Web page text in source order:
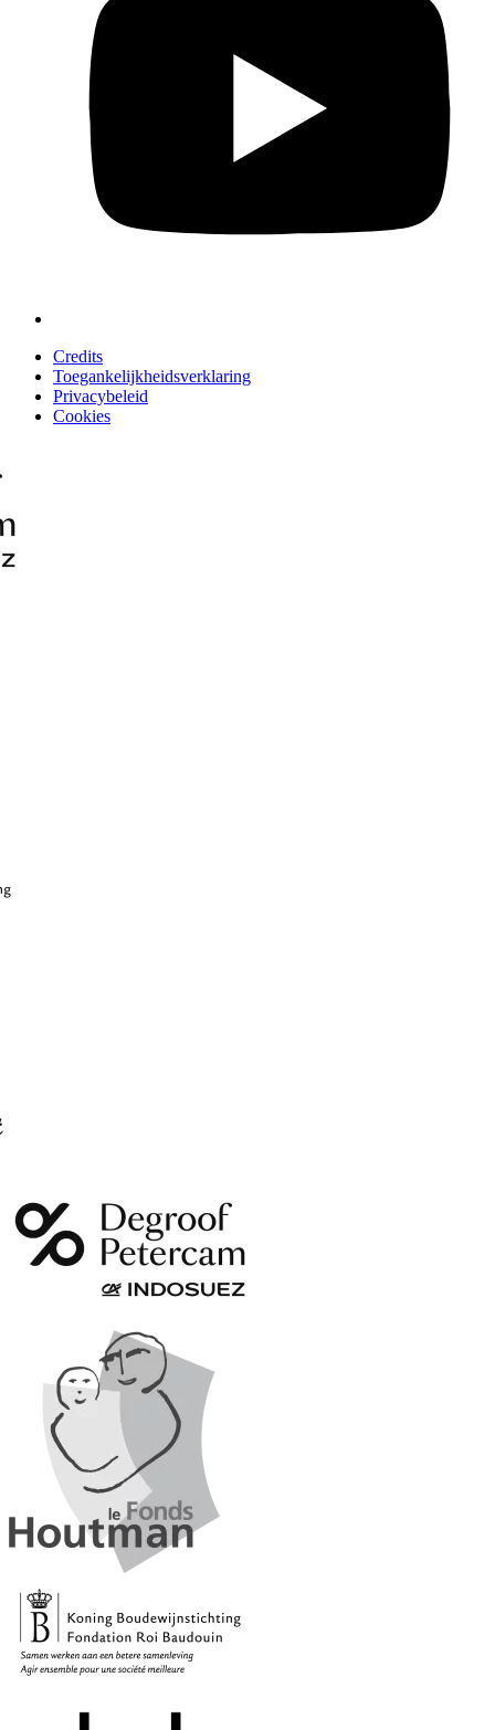
Credits
Toegankelijkheidsverklaring
Privacybeleid
Cookies